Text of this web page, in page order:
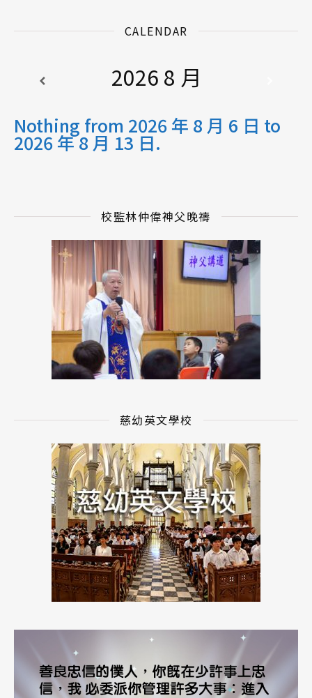
CALENDAR
2026 8 月
Nothing from 2026 年 8 月 6 日 to
2026 年 8 月 13 日.
校監林仲偉神父晚禱
慈幼英文學校